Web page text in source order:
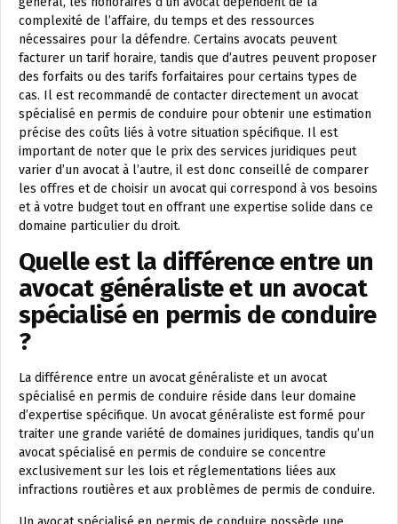
complexité de l’affaire, du temps et des ressources
nécessaires pour la défendre. Certains avocats peuvent
facturer un tarif horaire, tandis que d’autres peuvent proposer
des forfaits ou des tarifs forfaitaires pour certains types de
cas. Il est recommandé de contacter directement un avocat
spécialisé en permis de conduire pour obtenir une estimation
précise des coûts liés à votre situation spécifique. Il est
important de noter que le prix des services juridiques peut
varier d’un avocat à l’autre, il est donc conseillé de comparer
les offres et de choisir un avocat qui correspond à vos besoins
et à votre budget tout en offrant une expertise solide dans ce
domaine particulier du droit.
Quelle est la différence entre un
avocat généraliste et un avocat
spécialisé en permis de conduire
?
La différence entre un avocat généraliste et un avocat
spécialisé en permis de conduire réside dans leur domaine
d’expertise spécifique. Un avocat généraliste est formé pour
traiter une grande variété de domaines juridiques, tandis qu’un
avocat spécialisé en permis de conduire se concentre
exclusivement sur les lois et réglementations liées aux
infractions routières et aux problèmes de permis de conduire.